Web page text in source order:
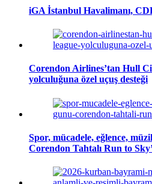
iGA İstanbul Havalimanı,
Corendon Airlines’tan Hull
yolculuğuna özel uçuş desteği
Spor, mücadele, eğlence,
Corendon Tahtalı Run to